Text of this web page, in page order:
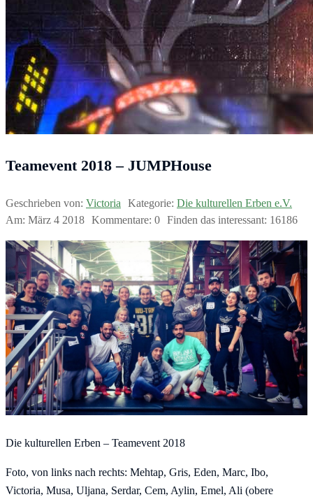
Teamevent 2018 – JUMPHouse
Geschrieben von: Victoria Kategorie: Die kulturellen Erben e.V.
Am: März 4 2018 Kommentare: 0 Finden das interessant: 16186
Die kulturellen Erben – Teamevent 2018
Foto, von links nach rechts: Mehtap, Gris, Eden, Marc, Ibo,
Victoria, Musa, Uljana, Serdar, Cem, Aylin, Emel, Ali (obere